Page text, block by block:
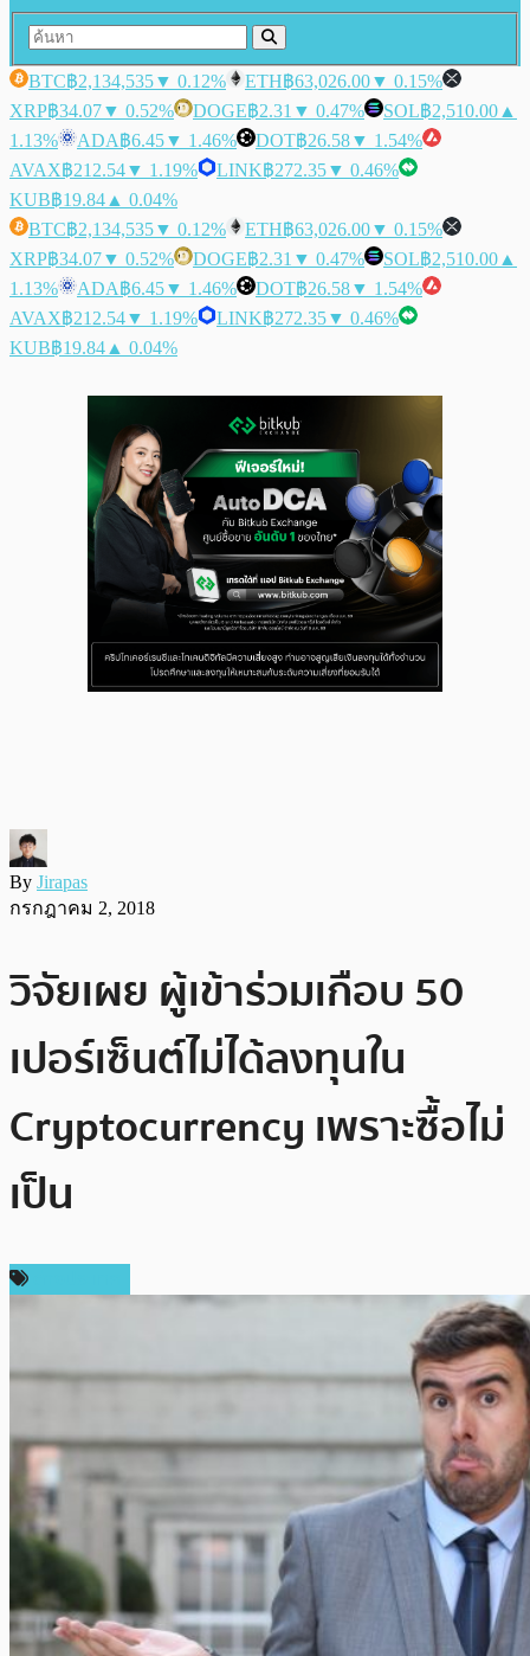
BTC฿2,134,535▼ 0.12% ETH฿63,026.00▼ 0.15%
XRP฿34.07▼ 0.52% DOGE฿2.31 ▼ 0.47% SOL฿2,510.00 ▲
1.13%
ADA฿6.45▼ 1.46% DOT฿26.58▼ 1.54%
AVAX฿212.54▼ 1.19% LINK฿272.35▼ 0.46%
KUB฿19.84 ▲ 0.04%
BTC฿2,134,535▼ 0.12% ETH฿63,026.00▼ 0.15%
XRP฿34.07▼ 0.52% DOGE฿2.31 ▼ 0.47% SOL฿2,510.00 ▲
1.13%
ADA฿6.45▼ 1.46% DOT฿26.58▼ 1.54%
AVAX฿212.54▼ 1.19% LINK฿272.35▼ 0.46%
KUB฿19.84 ▲ 0.04%
By Jirapas
กรกฎาคม 2, 2018
วิจัยเผย ผู้เข้าร่วมเกือบ 50
เปอร์เซ็นต์ไม่ได้ลงทุนใน
Cryptocurrency เพราะซื้อไม่
เป็น